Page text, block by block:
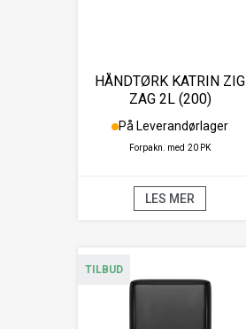
HÅNDTØRK KATRIN ZIG
ZAG 2L (200)
På Leverandørlager
Forpakn. med 20 PK
LES MER
TILBUD